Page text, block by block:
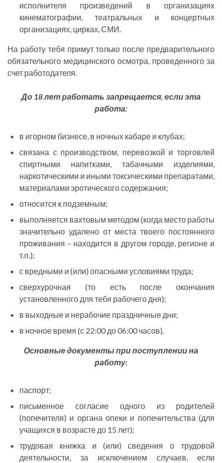
исполнителя произведений в организациях
кинематографии, театральных и концертных
организациях, цирках, СМИ.
На работу тебя примут только после предварительного
обязательного медицинского осмотра, проведенного за
счет работодателя.
До 18 лет работать запрещается, если эта
работа:
в игорном бизнесе, в ночных кабаре и клубах;
связана с производством, перевозкой и торговлей
спиртными напитками, табачными изделиями,
наркотическими и иными токсическими препаратами,
материалами эротического содержания;
относится к подземным;
выполняется вахтовым методом (когда место работы
значительно удалено от места твоего постоянного
проживания – находится в другом городе, регионе и
т.п.);
с вредными и (или) опасными условиями труда;
сверхурочная (то есть после окончания
установленного для тебя рабочего дня);
в выходные и нерабочие праздничные дни;
в ночное время (с 22:00 до 06:00 часов).
Основные документы при поступлении на
работу:
паспорт;
письменное согласие одного из родителей
(попечителя) и органа опеки и попечительства (для
учащихся в возрасте до 15 лет);
трудовая книжка и (или) сведения о трудовой
деятельности, за исключением случаев, если